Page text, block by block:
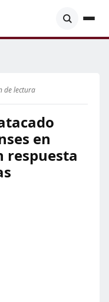
de lectura
en
respuesta